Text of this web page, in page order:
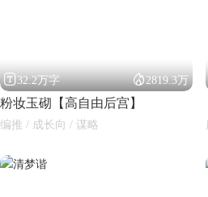
32.2万字 2819.3万
粉妆玉砌【高自由后宫】
编推 / 成长向 / 谋略